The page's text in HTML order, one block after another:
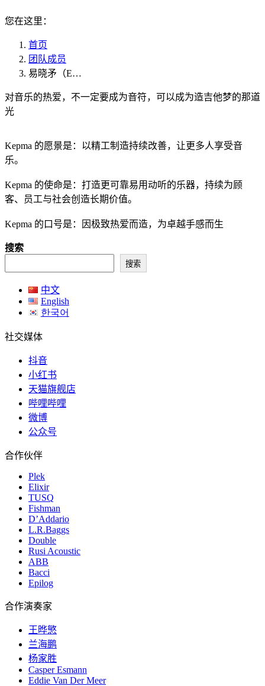
您在这里：
首页
团队成员
易晓矛（E…
对音乐的热爱，不一定要成为音符，可以成为造吉他梦的那道
光
Kepma 的愿景是：以精工制造持续改善，让更多人享受音
乐。
Kepma 的使命是：打造更可靠易用动听的乐器，持续为顾
客、员工与社会创造长期价值。
Kepma 的口号是：因极致热爱而造，为卓越手感而生
搜索
搜索
中文
English
한국어
社交媒体
抖音
小红书
天猫旗舰店
哔哩哔哩
微博
公众号
合作伙伴
Plek
Elixir
TUSQ
Fishman
D’Addario
L.R.Baggs
Double
Rusi Acoustic
ABB
Bacci
Epilog
合作演奏家
王晔慜
兰海鹏
杨家胜
Casper Esmann
Eddie Van Der Meer